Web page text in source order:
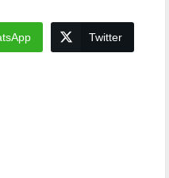
Twitter